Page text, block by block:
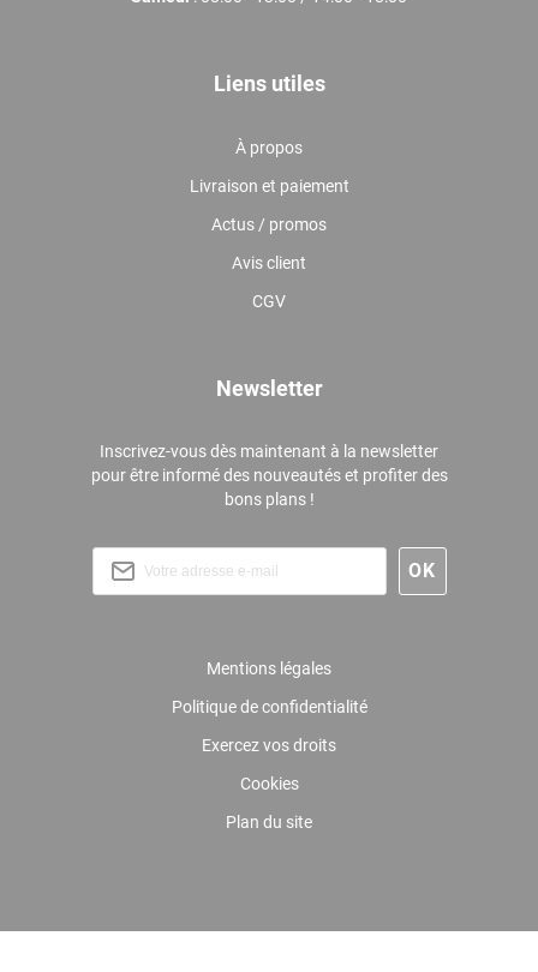
Liens utiles
À propos
Livraison et paiement
Actus / promos
Avis client
CGV
Newsletter
Inscrivez-vous dès maintenant à la newsletter
pour être informé des nouveautés et profiter des
bons plans !
Mentions légales
Politique de confidentialité
Exercez vos droits
Cookies
Plan du site